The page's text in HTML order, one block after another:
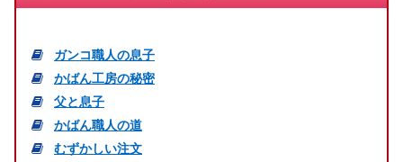
ガンコ職人の息子
かばん工房の秘密
父と息子
かばん職人の道
むずかしい注文